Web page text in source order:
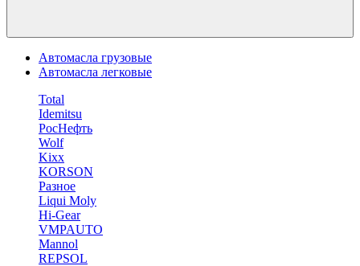
Автомасла грузовые
Автомасла легковые
Total
Idemitsu
РосНефть
Wolf
Kixx
KORSON
Разное
Liqui Moly
Hi-Gear
VMPAUTO
Mannol
REPSOL